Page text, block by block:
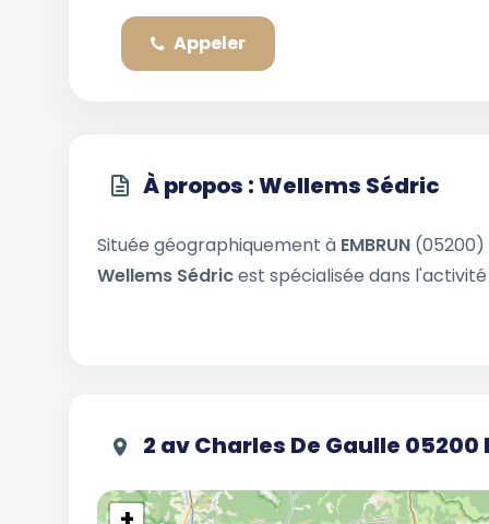
Appeler
À propos : Wellems Sédric
Située géographiquement à EMBRUN
Wellems Sédricest spécialisée dans
2 av Charles De Gaulle 05200